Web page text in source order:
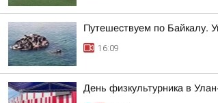
Путешествуем по Байкалу.
16:09
День физкультурника в